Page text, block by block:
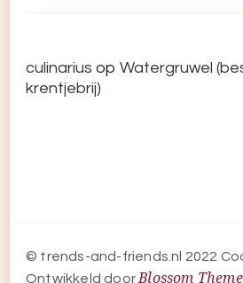
culinarius op Watergruwel
krentjebrij)
© trends-and-friends.nl 2022
Ontwikkeld door Blossom